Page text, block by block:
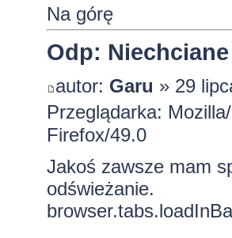
Na górę
Odp:
autor: Garu » 29
Przeglądarka:
Firefox/49.0
Jakoś zawsze mam
odświeżanie.